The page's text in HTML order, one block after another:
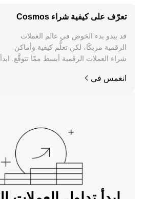
تعرّف على كيفية شراء Cosmos
قد يبدو بدء الخوض في عالم العملات
الرقمية مربكًا، لكن تعلُّم كيفية وأماكن
شراء العملات الرقمية أبسط ممّا تتوقَّع. ابدأ
الويب.
انغمس في